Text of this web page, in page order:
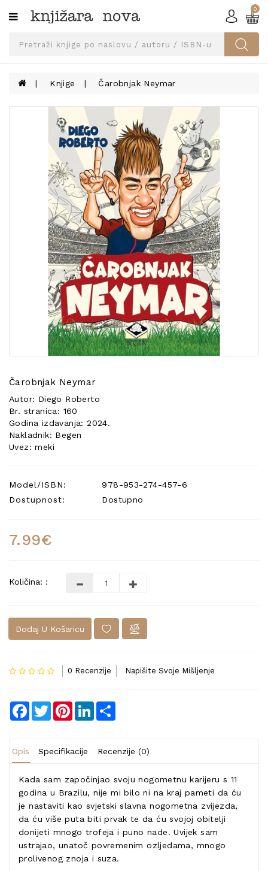
Kategorije
SVEUČILIŠNA
UDŽBENICI
KNJIGE
PRIBOR
UDŽBENIKE!
KONTAKT
POSEBNA
PONUDA
0
Knjige Čarobnjak Neymar
Čarobnjak Neymar
Autor: Diego Roberto
Br. stranica: 160
Godina izdavanja: 2024.
Nakladnik: Begen
Uvez: meki
Model/ISBN:
978-953-274-457-6
Dostupnost:
Dostupno
7.99€
Količina: :
Dodaj U Košaricu
0 Recenzije Napišite Svoje Mišljenje
Facebook
TwitterPinterestLinkedIn
Opis Specifikacije Recenzije (0)
Kada sam započinjao svoju nogometnu karijeru s 11
godina u Brazilu, nije mi bilo ni na kraj pameti da ću
je nastaviti kao svjetski slavna nogometna zvijezda,
da ću više puta biti prvak te da ću svojoj obitelji
donijeti mnogo trofeja i puno nade. Uvijek sam
ustrajao, unatoč povremenim ozljedama, mnogo
prolivenog znoja i suza.